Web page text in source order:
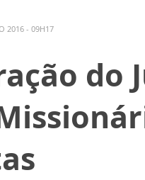
2016 - 09H17
do